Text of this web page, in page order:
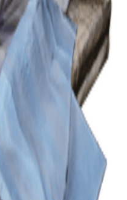
Moedas raider